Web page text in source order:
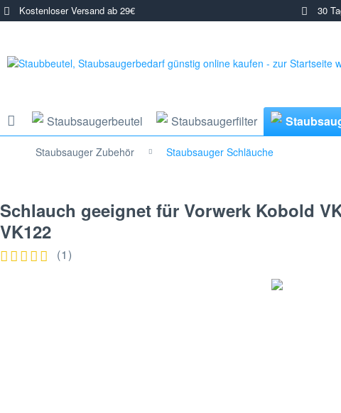
Kostenloser Versand ab 29€ 30
Staubsaugerbeutel Staubsaugerfilter
Staubsauger Zubehör Staubsauger Schläuche
Schlauch geeignet für Vorwerk Kobold VK
VK122
(1)